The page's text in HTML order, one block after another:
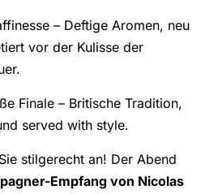
– Deftige Aromen, neu
vor der Kulisse der
Finale – Britische Tradition,
served with style.
stilgerecht an! Der Abend
Empfang von Nicolas